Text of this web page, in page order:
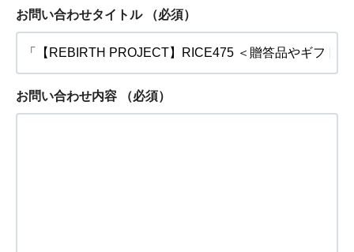
お問い合わせタイトル （必須）
お問い合わせ内容 （必須）